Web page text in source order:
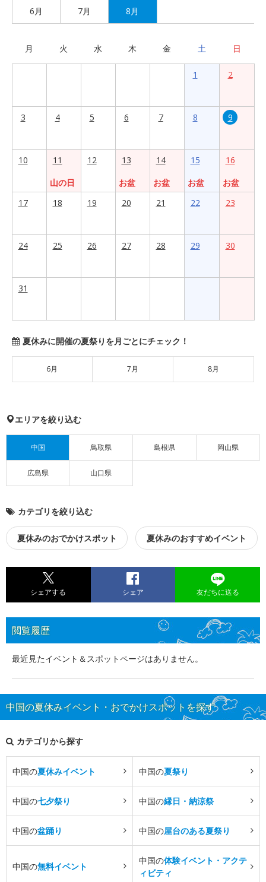
6月 7月 8月
月 火 水 木 金 土 日
1 2
3 4 5 6 7 8 9
10
11
山の日
12
13
お盆
14
お盆
15
お盆
16
お盆
17
18 19 20 21 22 23
24 25 26 27 28 29 30
31
夏休みに開催の夏祭りを月ごとにチェック！
6月 7月 8月
エリアを絞り込む
中国 鳥取県 島根県 岡山県
広島県 山口県
カテゴリを絞り込む
夏休みのおでかけスポット 夏休みのおすすめイベント
シェアする シェア 友だちに送る
閲覧履歴
最近見たイベント＆スポットページはありません。
中国の夏休みイベント・おでかけスポットを探す
カテゴリから探す
中国の夏休みイベント 中国の夏祭り
中国の七夕祭り 中国の縁日・納涼祭
中国の盆踊り 中国の屋台のある夏祭り
中国の無料イベント
中国の体験イベント・アクテ
ィビティ